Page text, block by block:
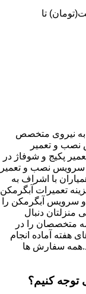
1400 ) از قیمت(تومان) تا
به نیروی متخصص
نصب و تعمیر
پکیج و شوفاژ در
سرویس نصب و تعمیر
با اشراف به
تعمیرات آبگرمکن
سرویس آبگرمکن را
منزلتان دنبال
متخصصان را در
هفته آماده انجام
سفارش ها
توجه کنیم؟